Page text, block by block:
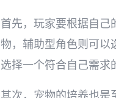
首先，玩家要根据自己
物，辅助型角色则可以
选择一个符合自己需求
其次，宠物的培养也是